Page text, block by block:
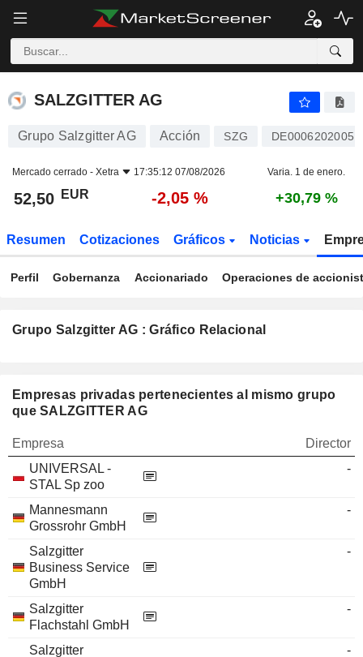
SALZGITTER AG
SALZGITTER AG
Grupo Salzgitter AG Acción SZG DE0006202005
Mercado cerrado - Xetra 17:35:12 07/08/2026 Varia. 1 de enero.
52,50 EUR -2,05 % +30,79 %
Resumen Cotizaciones Gráficos Noticias
Perfil Gobernanza Accionariado Operaciones de
Grupo Salzgitter AG : Gráfico Relacional
Empresas privadas pertenecientes al mismo grupo
que SALZGITTER AG
Empresa
Director
UNIVERSAL -
STAL Sp zoo
-
Mannesmann
Grossrohr GmbH
-
Salzgitter
Business Service
GmbH
-
Salzgitter
Flachstahl GmbH
-
Salzgitter
-